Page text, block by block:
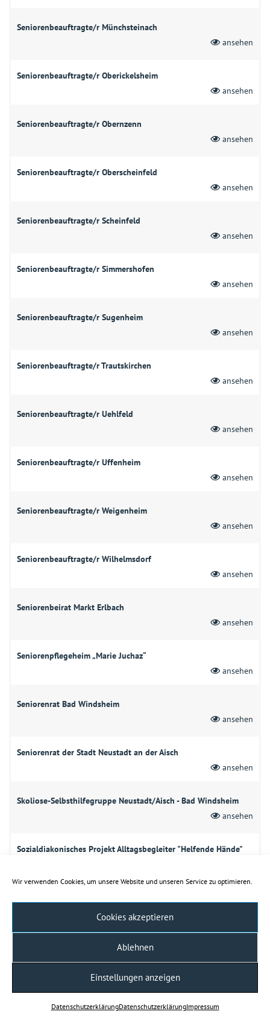
Wir verwenden Cookies, um unsere Website und unseren Service zu optimieren.
Cookies akzeptieren
Ablehnen
Einstellungen anzeigen
Daten­schutz­erklärungDaten­schutz­erklärungImpressum
Seniorenbeauftragte/r Münchsteinach
ansehen
Seniorenbeauftragte/r Oberickelsheim
ansehen
Seniorenbeauftragte/r Obernzenn
ansehen
Seniorenbeauftragte/r Oberscheinfeld
ansehen
Seniorenbeauftragte/r Scheinfeld
ansehen
Seniorenbeauftragte/r Simmershofen
ansehen
Seniorenbeauftragte/r Sugenheim
ansehen
Seniorenbeauftragte/r Trautskirchen
ansehen
Seniorenbeauftragte/r Uehlfeld
ansehen
Seniorenbeauftragte/r Uffenheim
ansehen
Seniorenbeauftragte/r Weigenheim
ansehen
Seniorenbeauftragte/r Wilhelmsdorf
ansehen
Seniorenbeirat Markt Erlbach
ansehen
Seniorenpflegeheim „Marie Juchaz“
ansehen
Seniorenrat Bad Windsheim
ansehen
Seniorenrat der Stadt Neustadt an der Aisch
ansehen
Skoliose-Selbsthilfegruppe Neustadt/Aisch - Bad Windsheim
ansehen
Sozialdiakonisches Projekt Alltagsbegleiter "Helfende Hände"
Außenstelle Neustadt a.d. Aisch
Suchtberatung der Psychosozialen Beratungsstelle der Diakonie
Beratungszentrum Bad Windsheim
ansehen